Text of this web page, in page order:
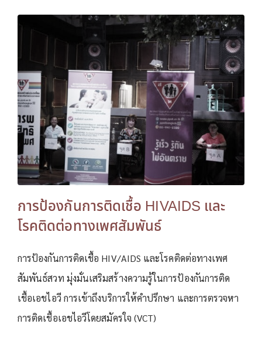
การป้องกันการติดเชื้อ HIVAIDS และ
โรคติดต่อทางเพศสัมพันธ์
การป้องกันการติดเชื้อ HIV/AIDS และโรคติดต่อทางเพศ
สัมพันธ์สวท มุ่งมั่นเสริมสร้างความรู้ในการป้องกันการติด
เชื้อเอชไอวี การเข้าถึงบริการให้คำปรึกษา และการตรวจหา
การติดเชื้อเอชไอวีโดยสมัครใจ (VCT)